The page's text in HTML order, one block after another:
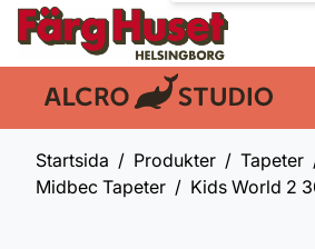
En del av:
Startsida Produkter
Tapeter
Midbec Tapeter
Kids World 2